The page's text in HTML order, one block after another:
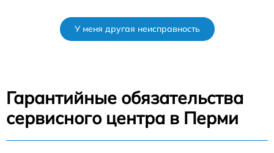
У меня другая неисправность
Гарантийные обязательства
сервисного центра в Перми